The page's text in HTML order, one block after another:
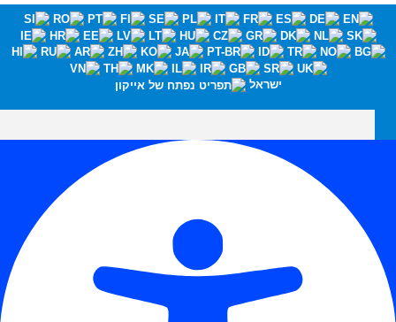
ישראל